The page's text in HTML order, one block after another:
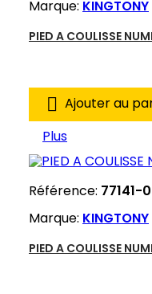
Marque: KINGTONY
PIED A COULISSE
 Ajouter au
Plus
Référence: 77141-
Marque: KINGTONY
PIED A COULISSE